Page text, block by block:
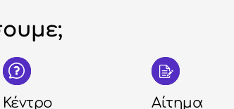
Κέντρο Αίτημα